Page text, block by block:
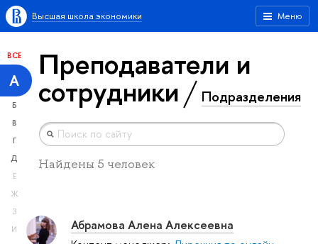
Меню
Высшая школа экономики
ВСЕ
А
Б
В
Г
Д
Е
Ж
З
И
Преподаватели и
сотрудники Подразделения
Найдены 5 человек
Абрамова Алена Алексеевна